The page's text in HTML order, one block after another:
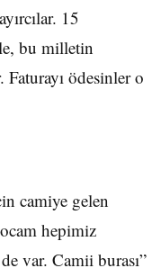
15
bu milletin
ödesinler o
camiye gelen
hepimiz
var. Camii burası”